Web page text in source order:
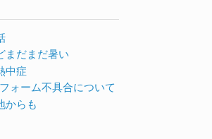
まだまだ暑い
中症
ォーム不具合について
からも